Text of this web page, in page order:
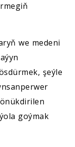
we medeni
şeýle
goýmak